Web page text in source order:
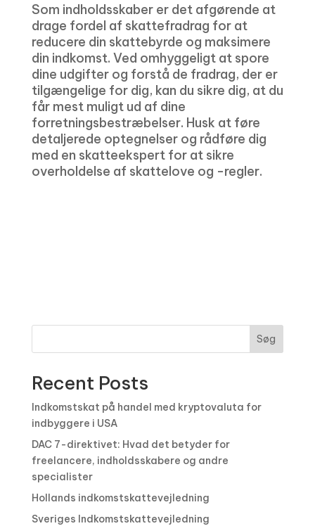
Som indholdsskaber er det afgørende at
drage fordel af skattefradrag for at
reducere din skattebyrde og maksimere
din indkomst. Ved omhyggeligt at spore
dine udgifter og forstå de fradrag, der er
tilgængelige for dig, kan du sikre dig, at du
får mest muligt ud af dine
forretningsbestræbelser. Husk at føre
detaljerede optegnelser og rådføre dig
med en skatteekspert for at sikre
overholdelse af skattelove og -regler.
Søg
Recent Posts
Indkomstskat på handel med kryptovaluta for
indbyggere i USA
DAC 7-direktivet: Hvad det betyder for
freelancere, indholdsskabere og andre
specialister
Hollands indkomstskattevejledning
Sveriges Indkomstskattevejledning